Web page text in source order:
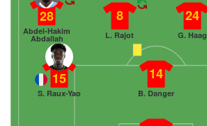
15
S. Raux-Yao
14
B. Danger
28
Abdel-Hakim
Abdallah
8
L. Rajot
24
G. Haag